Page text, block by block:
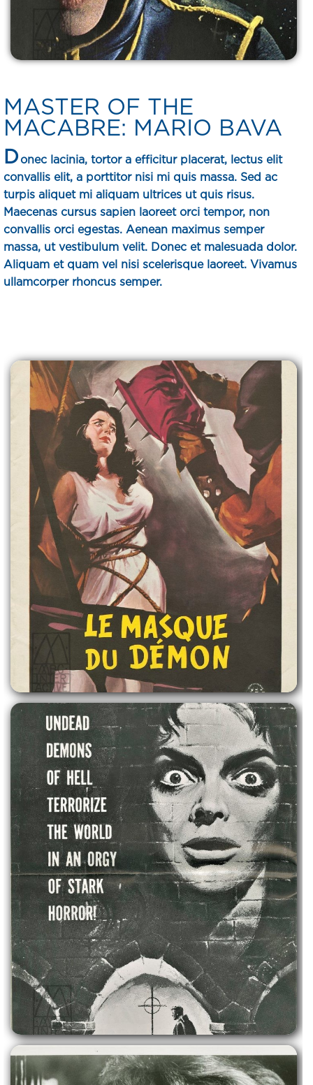
MASTER OF THE
MACABRE: MARIO BAVA
Donec lacinia, tortor a efficitur placerat, lectus elit
convallis elit, a porttitor nisi mi quis massa. Sed ac
turpis aliquet mi aliquam ultrices ut quis risus.
Maecenas cursus sapien laoreet orci tempor, non
convallis orci egestas. Aenean maximus semper
massa, ut vestibulum velit. Donec et malesuada dolor.
Aliquam et quam vel nisi scelerisque laoreet. Vivamus
ullamcorper rhoncus semper.